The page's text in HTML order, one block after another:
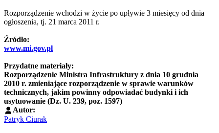
Rozporządzenie wchodzi w życie po upływie 3 miesięcy od dnia
ogłoszenia, tj. 21 marca 2011 r.
Źródło:
www.mi.gov.pl
Przydatne materiały:
Rozporządzenie Ministra Infrastruktury z dnia 10 grudnia
2010 r. zmieniające rozporządzenie w sprawie warunków
technicznych, jakim powinny odpowiadać budynki i ich
usytuowanie (Dz. U. 239, poz. 1597)
Autor:
Patryk Ciurak